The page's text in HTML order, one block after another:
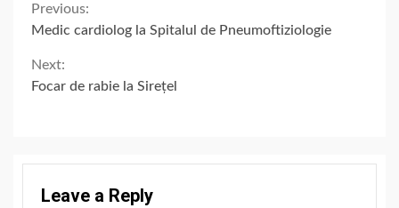
Continue
Reading
Previous:
Medic cardiolog la Spitalul de Pneumoftiziologie
Next:
Focar de rabie la Sirețel
Leave a Reply